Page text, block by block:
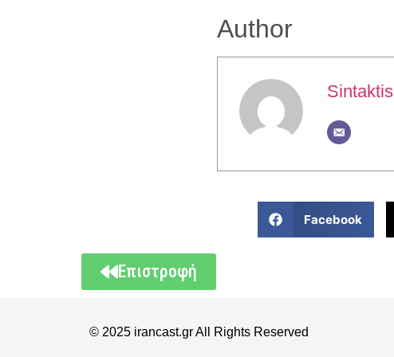
Author
Sintaktis
Facebook
Επιστροφή
© 2025 irancast.gr All Rights Reserved